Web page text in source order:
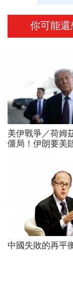
你可能還
美伊戰爭／荷姆
僵局！伊朗要美
中國失敗的再平